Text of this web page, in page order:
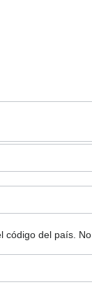
código del país.